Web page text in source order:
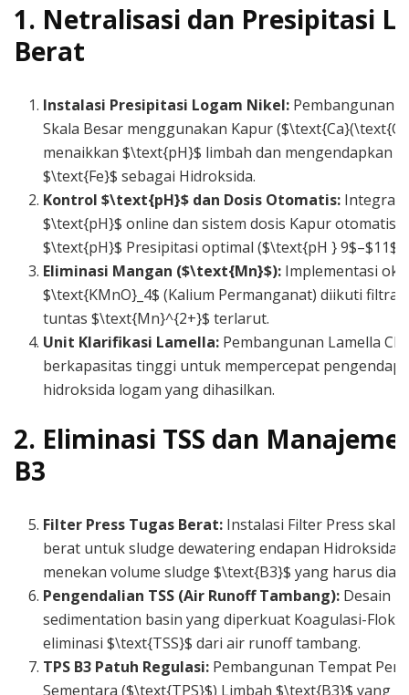
1. Netralisasi dan Presipitasi
Berat
Instalasi Presipitasi Logam Nikel: Pembangunan
Skala Besar menggunakan Kapur
menaikkan $\text{pH}$ limbah dan mengendapkan
$\text{Fe}$ sebagai Hidroksida.
Kontrol $\text{pH}$ dan Dosis Otomatis:
$\text{pH}$ online dan sistem dosis Kapur otomatis
$\text{pH}$ Presipitasi optimal ($\text{pH } 9$–$11$).
Eliminasi Mangan ($\text{Mn}$): Implementasi
$\text{KMnO}_4$ (Kalium Permanganat) diikuti
tuntas $\text{Mn}^{2+}$ terlarut.
Unit Klarifikasi Lamella: Pembangunan Lamella
berkapasitas tinggi untuk mempercepat
hidroksida logam yang dihasilkan.
2. Eliminasi TSS dan
B3
Filter Press Tugas Berat: Instalasi Filter Press
berat untuk sludge dewatering endapan Hidroksida
menekan volume sludge $\text{B3}$ yang harus
Pengendalian TSS (Air Runoff Tambang): Desain
sedimentation basin yang diperkuat Koagulasi-
eliminasi $\text{TSS}$ dari air runoff tambang.
TPS B3 Patuh Regulasi: Pembangunan Tempat
Sementara ($\text{TPS}$) Limbah $\text{B3}$ yang